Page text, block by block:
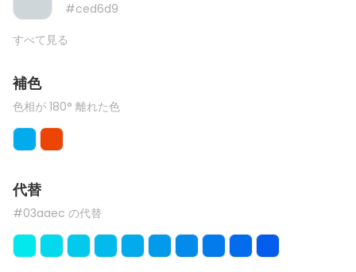
#ced6d9
すべて見る
補色
色相が 180° 離れた色
代替
#03aaec の代替